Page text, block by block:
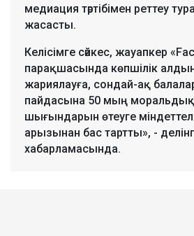
медиация тәртібімен реттеу
жасасты.
Келісімге сәйкес, жауапкер
парақшасында көпшілік
жариялауға, сондай-ақ
пайдасына 50 мың моральдық
шығындарын өтеуге
арызынан бас тартты», -
хабарламасында.